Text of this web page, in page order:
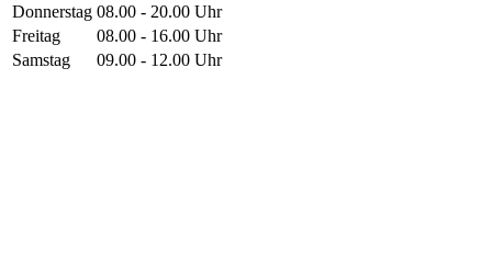
Donnerstag 08.00 - 20.00 Uhr
Freitag
08.00 - 16.00 Uhr
Samstag
09.00 - 12.00 Uhr